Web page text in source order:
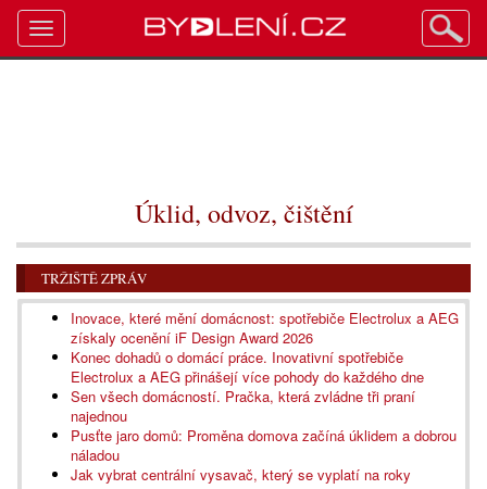
Úklid, odvoz, čištění
TRŽIŠTĚ ZPRÁV
Inovace, které mění domácnost: spotřebiče Electrolux a AEG
získaly ocenění iF Design Award 2026
Konec dohadů o domácí práce. Inovativní spotřebiče
Electrolux a AEG přinášejí více pohody do každého dne
Sen všech domácností. Pračka, která zvládne tři praní
najednou
Pusťte jaro domů: Proměna domova začíná úklidem a dobrou
náladou
Jak vybrat centrální vysavač, který se vyplatí na roky
Toggle
navigation